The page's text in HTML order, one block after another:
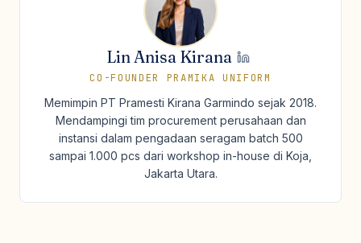
Lin Anisa Kirana
CO-FOUNDER PRAMIKA UNIFORM
Memimpin PT Pramesti Kirana Garmindo sejak 2018.
Mendampingi tim procurement perusahaan dan
instansi dalam pengadaan seragam batch 500
sampai 1.000 pcs dari workshop in-house di Koja,
Jakarta Utara.